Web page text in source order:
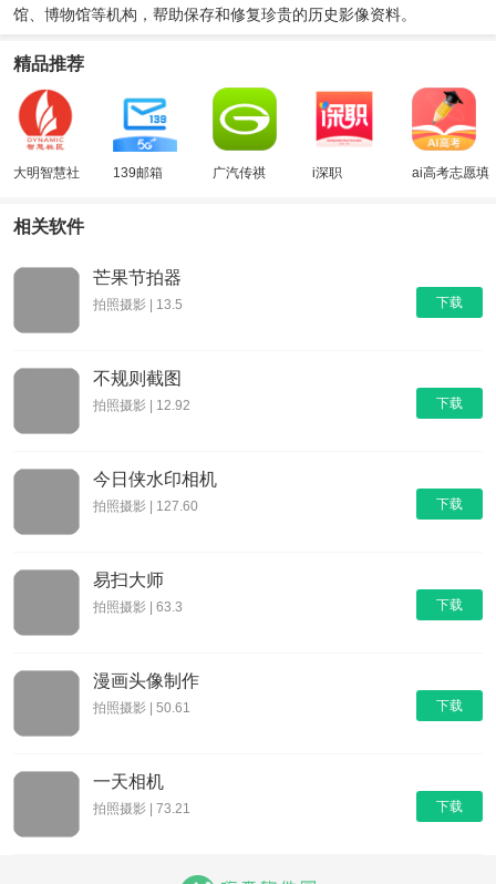
馆、博物馆等机构，帮助保存和修复珍贵的历史影像资料。
精品推荐
大明智慧社
139邮箱 广汽传祺 i深职
ai高考志愿填
相关软件
下载
芒果节拍器
拍照摄影 | 13.5
下载
不规则截图
拍照摄影 | 12.92
下载
今日侠水印相机
拍照摄影 | 127.60
下载
易扫大师
拍照摄影 | 63.3
下载
漫画头像制作
拍照摄影 | 50.61
下载
一天相机
拍照摄影 | 73.21